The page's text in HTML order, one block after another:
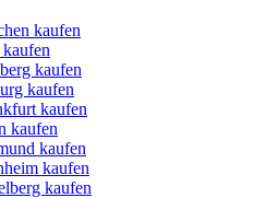
kaufen
kaufen
kaufen
kaufen
kaufen
kaufen
kaufen
kaufen